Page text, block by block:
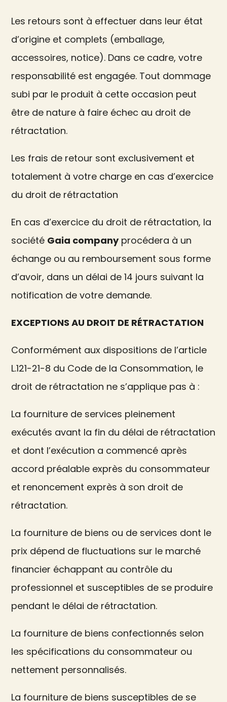
Les retours sont à effectuer dans leur état
d’origine et complets (emballage,
accessoires, notice). Dans ce cadre, votre
responsabilité est engagée. Tout dommage
subi par le produit à cette occasion peut
être de nature à faire échec au droit de
rétractation.
Les frais de retour sont exclusivement et
totalement à votre charge en cas d’exercice
du droit de rétractation
En cas d’exercice du droit de rétractation, la
société Gaia companyprocédera à un
échange ou au remboursement sous forme
d’avoir, dans un délai de 14 jours suivant la
notification de votre demande.
EXCEPTIONS AU DROIT DE RÉTRACTATION
Conformément aux dispositions de l’article
L.121-21-8 du Code de la Consommation, le
droit de rétractation ne s’applique pas à :
La fourniture de services pleinement
exécutés avant la fin du délai de rétractation
et dont l’exécution a commencé après
accord préalable exprès du consommateur
et renoncement exprès à son droit de
rétractation.
La fourniture de biens ou de services dont le
prix dépend de fluctuations sur le marché
financier échappant au contrôle du
professionnel et susceptibles de se produire
pendant le délai de rétractation.
La fourniture de biens confectionnés selon
les spécifications du consommateur ou
nettement personnalisés.
La fourniture de biens susceptibles de se